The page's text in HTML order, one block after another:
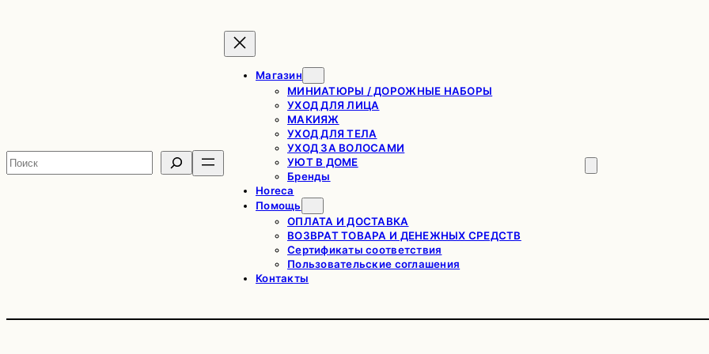
Поиск
Магазин
МИНИАТЮРЫ / ДОРОЖНЫЕ НАБОРЫ
УХОД ДЛЯ ЛИЦА
МАКИЯЖ
УХОД ДЛЯ ТЕЛА
УХОД ЗА ВОЛОСАМИ
УЮТ В ДОМЕ
Бренды
Horeca
Помощь
ОПЛАТА И ДОСТАВКА
ВОЗВРАТ ТОВАРА И ДЕНЕЖНЫХ СРЕДСТВ
Сертификаты соответствия
Пользовательские соглашения
Контакты